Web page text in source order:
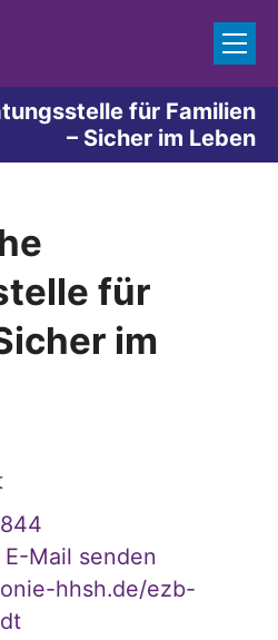
für Familien
– Sicher im Leben
für
im
Mail senden
hhsh.de/ezb-